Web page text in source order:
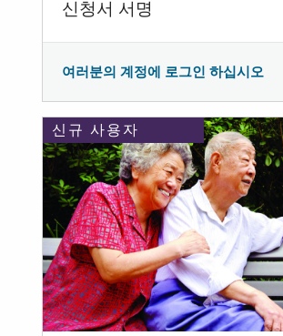
신청서 서명
여러분의 계정에 로그인 하십시오
신규 사용자